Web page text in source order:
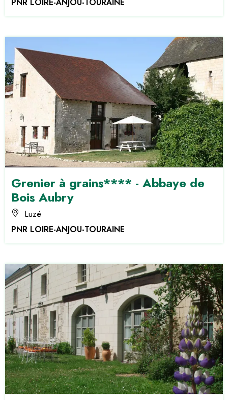
Grenier à grains**** - Abbaye de
Bois Aubry
Luzé
PNR LOIRE-ANJOU-TOURAINE